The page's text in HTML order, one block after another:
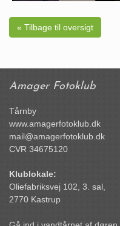
« Tilbage til oversigt
Amager Fotoklub
Tårnby
www.amagerfotoklub.dk
mail@amagerfotoklub.dk
CVR 34675120
Klublokale:
Oliefabriksvej 102, 3. sal,
2770 Kastrup